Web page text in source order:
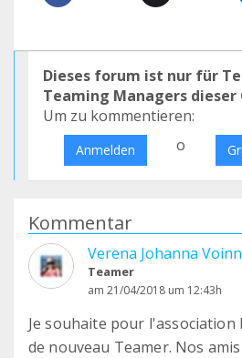
Dieses forum ist nur für
Teaming Managers dieser
Um zu kommentieren:
Anmelden o
Kommentar
Verena Johanna
Teamer
am 21/04/2018 um 12:43h
Je souhaite pour l'association
de nouveau Teamer. Nos